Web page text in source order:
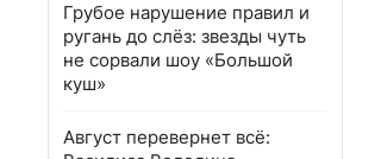
Грубое нарушение правил и
ругань до слёз: звезды чуть
не сорвали шоу «Большой
куш»
Август перевернет всё: